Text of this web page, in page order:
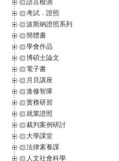
語言檢測
考試．證照
波斯納證照系列
簡體書
學會作品
博碩士論文
電子書
月旦講座
進修智庫
實務研習
就業證照
裁判案例研討
大學課堂
法律素養課
人文社會科學